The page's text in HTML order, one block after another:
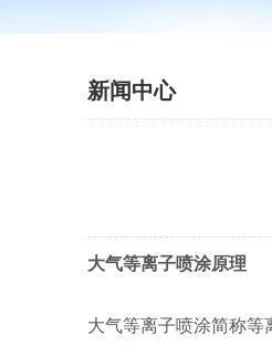
新闻中心
大气等离子喷涂原理
大气等离子喷涂简称等